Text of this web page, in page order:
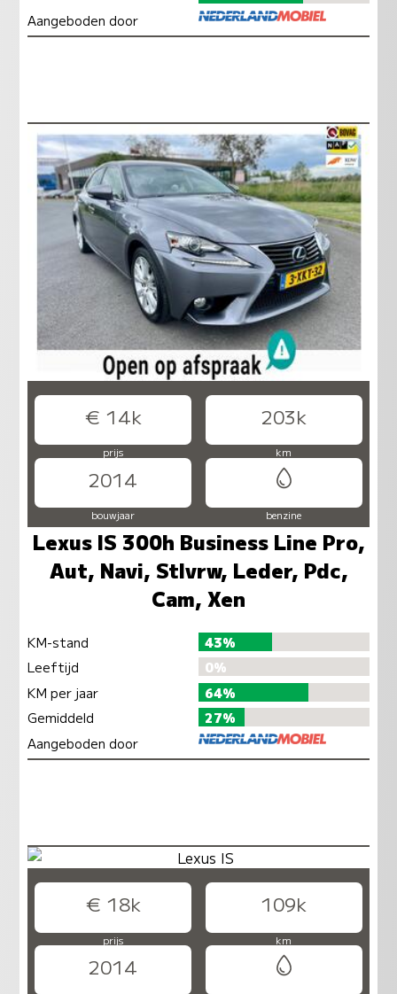
Aangeboden door
€ 14k 203k
prijs km
2014
bouwjaar benzine
Lexus IS 300h Business Line Pro,
Aut, Navi, Stlvrw, Leder, Pdc,
Cam, Xen
KM-stand
43%
Leeftijd
0%
KM per jaar
64%
Gemiddeld
27%
Aangeboden door
€ 18k 109k
prijs km
2014